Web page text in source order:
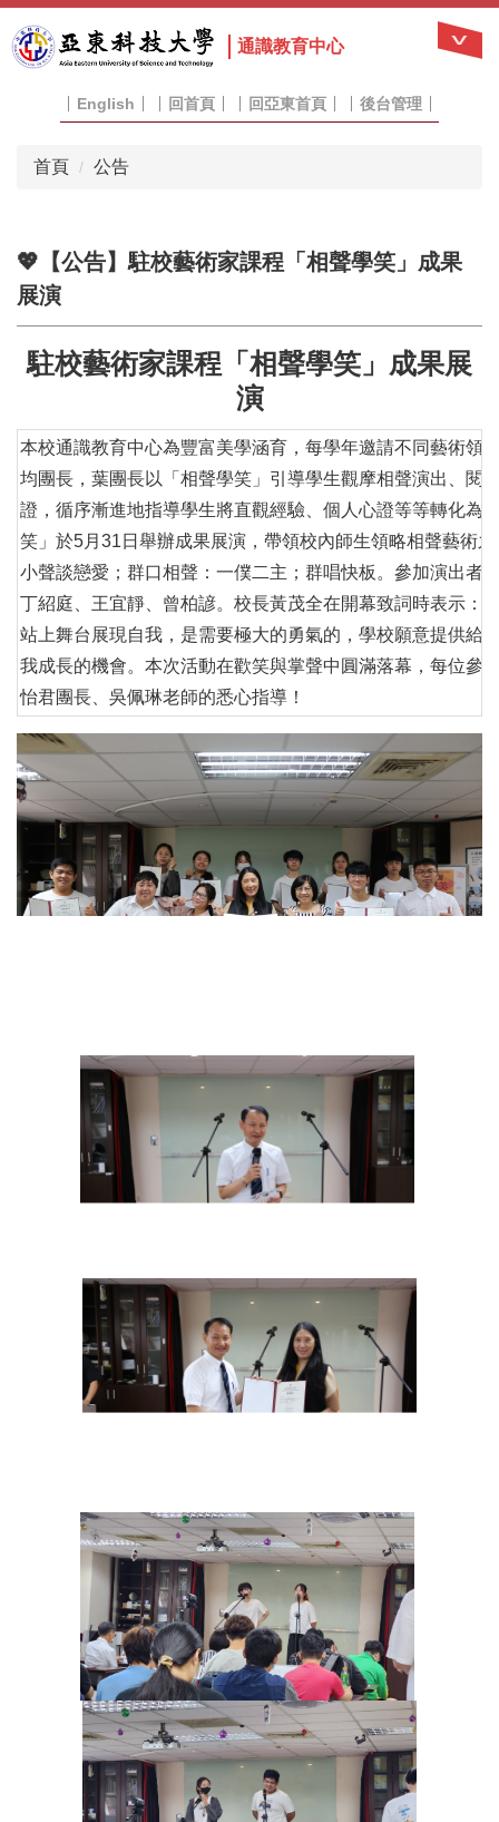
到
主
通識教育中心
English 回首頁 回亞東首頁 後台管理
首頁 公告
💖【公告】駐校藝術家課程「相聲學笑」成果
展演
駐校藝術家課程「相聲學笑」成果展
演
本校通識教育中心為豐富美學涵育，每學年邀請不同藝術領
均團長，葉團長以「相聲學笑」引導學生觀摩相聲演出、閱
證，循序漸進地指導學生將直觀經驗、個人心證等等轉化為
笑」於5月31日舉辦成果展演，帶領校內師生領略相聲藝術
小聲談戀愛；群口相聲：一僕二主；群唱快板。參加演出者
丁紹庭、王宜靜、曾柏諺。校長黃茂全在開幕致詞時表示：
站上舞台展現自我，是需要極大的勇氣的，學校願意提供給
我成長的機會。本次活動在歡笑與掌聲中圓滿落幕，每位
怡君團長、吳佩琳老師的悉心指導！